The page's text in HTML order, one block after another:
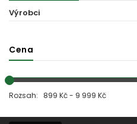
Výrobci
Cena
Rozsah: 899 Kč - 9 999 Kč